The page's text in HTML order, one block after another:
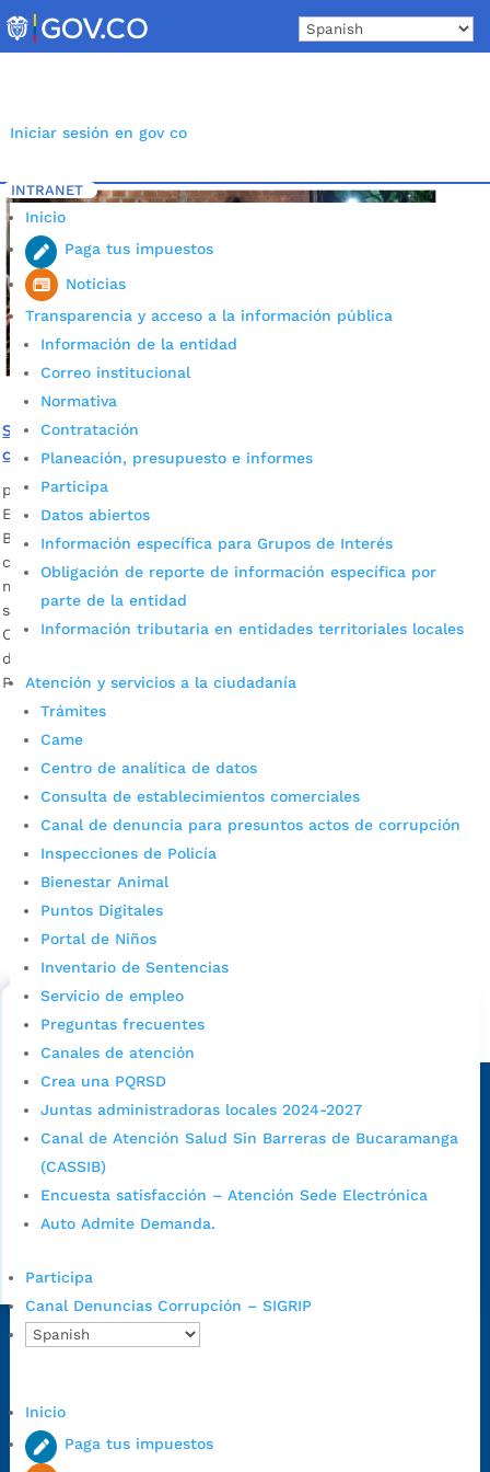
to
content
Iniciar sesión en gov co
INTRANET
Inicio
Paga tus impuestos
Noticias
Transparencia y acceso a la información pública
Información de la entidad
Correo institucional
Normativa
Contratación
Planeación, presupuesto e informes
Participa
Datos abiertos
Información específica para Grupos de Interés
Obligación de reporte de información específica por
parte de la entidad
Información tributaria en entidades territoriales locales
Atención y servicios a la ciudadanía
Trámites
Came
Centro de analítica de datos
Consulta de establecimientos comerciales
Canal de denuncia para presuntos actos de corrupción
Inspecciones de Policía
Bienestar Animal
Puntos Digitales
Portal de Niños
Inventario de Sentencias
Servicio de empleo
Preguntas frecuentes
Canales de atención
Crea una PQRSD
Juntas administradoras locales 2024-2027
Canal de Atención Salud Sin Barreras de Bucaramanga
(CASSIB)
Encuesta satisfacción – Atención Sede Electrónica
Auto Admite Demanda.
Participa
Canal Denuncias Corrupción – SIGRIP
Inicio
Paga tus impuestos
Inicio 5 Etiqueta: Invasiones
Se adelantó operativo interinstitucional para demoler
construcción ilegal en predio público del Café Madrid
por Alcaldía de Bucaramanga
En el terreno invadido, propiedad de la Alcaldía de
Bucaramanga, se pretenden desarrollar proyectos de interés
colectivo para fomentar la integración social y promover el
mejoramiento del entorno. Descargar audio: Melissa Franco,
subsecretaria del Interior de Bucaramanga. La Mesa
Operativa contra las Invasiones, conformada por la Alcaldía
de Bucaramanga, la Policía Metropolitana de Bucaramanga,
Personería […]
Cupos Escolares Bucaramanga 2022
Consulta aqui los pasos para inscribirse y solicitar un
cupo escolar en los colegios oficiales de
Alcaldía de Bucaramanga
Sede principal
Dirección Fase I:Calle 35 # 10-43, Bucaramanga, Santander,
Colombia
Código Postal: